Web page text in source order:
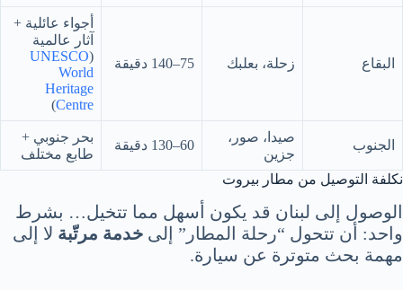
البقاع زحلة، بعلبك 75–140 دقيقة
أجواء عائلية +
آثار عالمية
(
UNESCO
World
Heritage
Centre
)
الجنوب
صيدا، صور،
جزين
60–130 دقيقة
بحر جنوبي +
طابع مختلف
نكلفة التوصيل من مطار بيروت
الوصول إلى لبنان قد يكون أسهل مما تتخيل… بشرط
واحد: أن تتحول “رحلة المطار” إلى خدمة مرتّبة لا إلى
مهمة بحث متوترة عن سيارة.